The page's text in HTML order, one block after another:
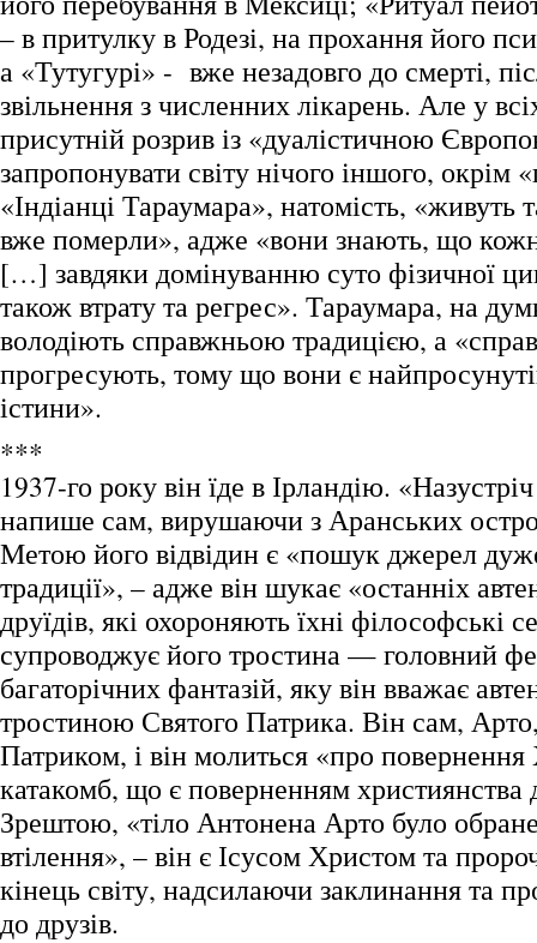
– в притулку в Родезі, на прохання його
а «Тутугурі» - вже незадовго до смерті,
звільнення з численних лікарень. Але у
присутній розрив із «дуалістичною
запропонувати світу нічого іншого, окрім
«Індіанці Тараумара», натомість, «живуть
вже померли», адже «вони знають, що
[…] завдяки домінуванню суто фізичної
також втрату та регрес». Тараумара, на
володіють справжньою традицією, а
прогресують, тому що вони є
істини».
***
1937-го року він їде в Ірландію.
напише сам, вирушаючи з Аранських
Метою його відвідин є «пошук джерел
традиції», – адже він шукає «останніх
друїдів, які охороняють їхні філософські
супроводжує його тростина — головний
багаторічних фантазій, яку він вважає
тростиною Святого Патрика. Він сам,
Патриком, і він молиться «про повернення
катакомб, що є поверненням християнства
Зрештою, «тіло Антонена Арто було
втілення», – він є Ісусом Христом та
кінець світу, надсилаючи заклинання та
до друзів.